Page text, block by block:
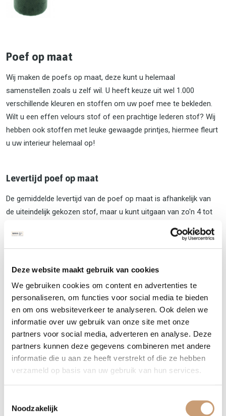
Deze website maakt gebruik van cookies
We gebruiken cookies om content en advertenties te
personaliseren, om functies voor social media te bieden
en om ons websiteverkeer te analyseren. Ook delen we
informatie over uw gebruik van onze site met onze
partners voor social media, adverteren en analyse. Deze
partners kunnen deze gegevens combineren met andere
informatie die u aan ze heeft verstrekt of die ze hebben
verzameld op basis van uw gebruik van hun services.
Noodzakelijk
Poef op maat
Wij maken de poefs op maat, deze kunt u helemaal
samenstellen zoals u zelf wil. U heeft keuze uit wel 1.000
verschillende kleuren en stoffen om uw poef mee te bekleden.
Wilt u een effen velours stof of een prachtige lederen stof? Wij
hebben ook stoffen met leuke gewaagde printjes, hiermee fleurt
u uw interieur helemaal op!
Levertijd poef op maat
De gemiddelde levertijd van de poef op maat is afhankelijk van
de uiteindelijk gekozen stof, maar u kunt uitgaan van zo'n 4 tot
ontvangen neem dan contact met ons op via onderstaand
contactformulier en wij zullen hier zo spoedig mogelijk op
Contact opnemen WhatsApp
Terug naar het overzicht